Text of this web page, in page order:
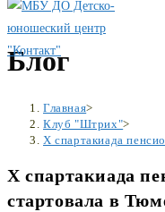
Блог
Главная>
Клуб "Штрих">
X спартакиада
X спартакиада
стартовала в